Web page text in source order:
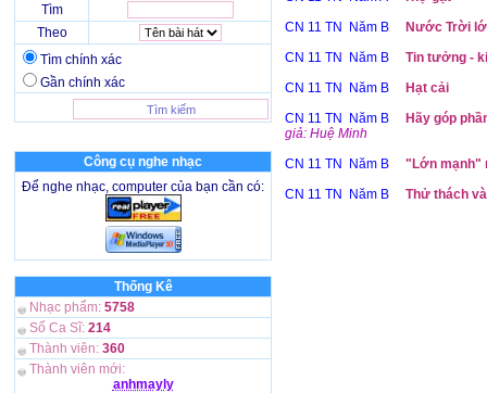
Tìm
Theo
Tìm chính xác
Gần chính xác
Công cụ nghe nhạc
Để nghe nhạc, computer của bạn cần có:
Thống Kê
Nhạc phẩm: 5758
Số Ca Sĩ: 214
Thành viên: 360
Thành viên mới:
anhmayly
CN 11 TN Năm B
Nước Trời
CN 11 TN Năm B
Tin tưởng -
CN 11 TN Năm B
Hạt cải
CN 11 TN Năm B
Hãy góp
giả: Huệ Minh
CN 11 TN Năm B
"Lớn mạnh"
CN 11 TN Năm B
Thử thách